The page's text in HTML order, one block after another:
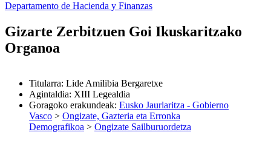
Departamento de Hacienda y Finanzas
Gizarte Zerbitzuen Goi Ikuskaritzako
Organoa
Titularra: Lide Amilibia Bergaretxe
Agintaldia: XIII Legealdia
Goragoko erakundeak: Eusko Jaurlaritza - Gobierno
Vasco > Ongizate, Gazteria eta Erronka
Demografikoa > Ongizate Sailburuordetza